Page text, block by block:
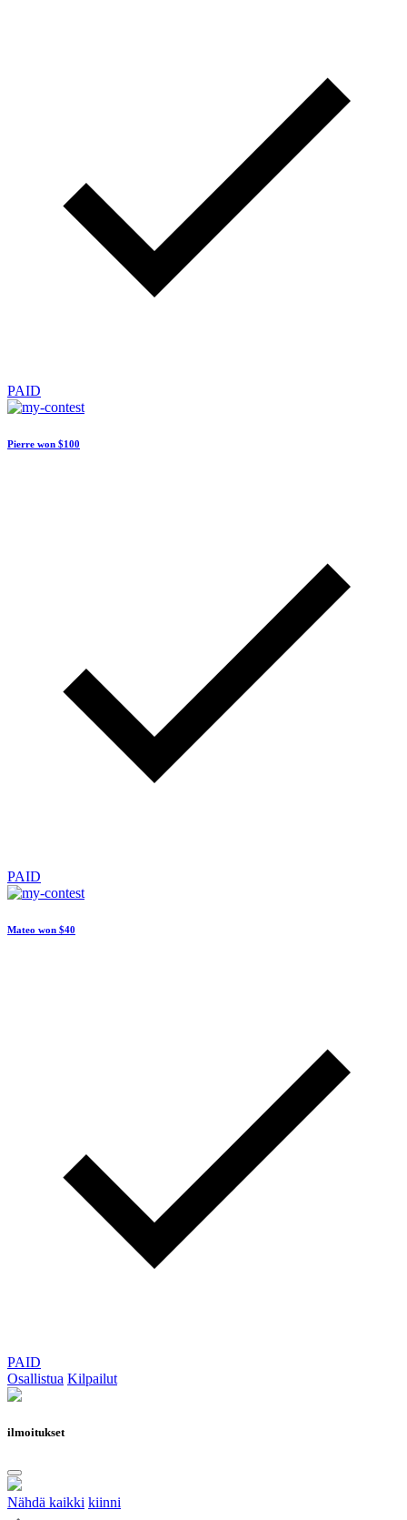
PAID
Pierre won $100
PAID
Mateo won $40
PAID
Osallistua Kilpailut
ilmoitukset
Nähdä kaikki kiinni